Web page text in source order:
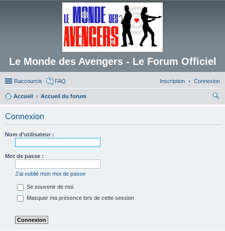
Le Monde des Avengers - Le Forum Officiel
Raccourcis FAQ Connexion
Inscription
Accueil
Accueil du forum
Connexion
Nom d’utilisateur :
Mot de passe :
J’ai oublié mon mot de passe
Se souvenir de moi
Masquer ma présence lors de cette session